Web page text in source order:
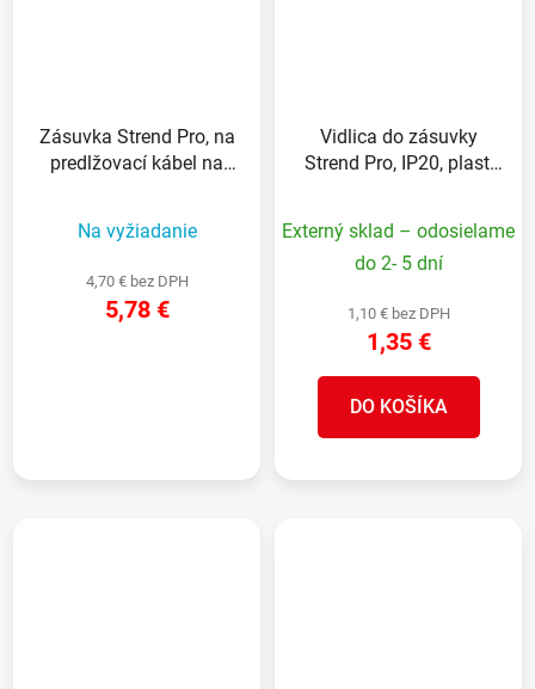
Zásuvka Strend Pro, na
predlžovací kábel na
Na vyžiadanie
4,70 € bez DPH
5,78 €
Vidlica do zásuvky
Strend Pro, IP20, plast,
Externý sklad – odosielame
do 2- 5 dní
1,10 € bez DPH
1,35 €
DO KOŠÍKA